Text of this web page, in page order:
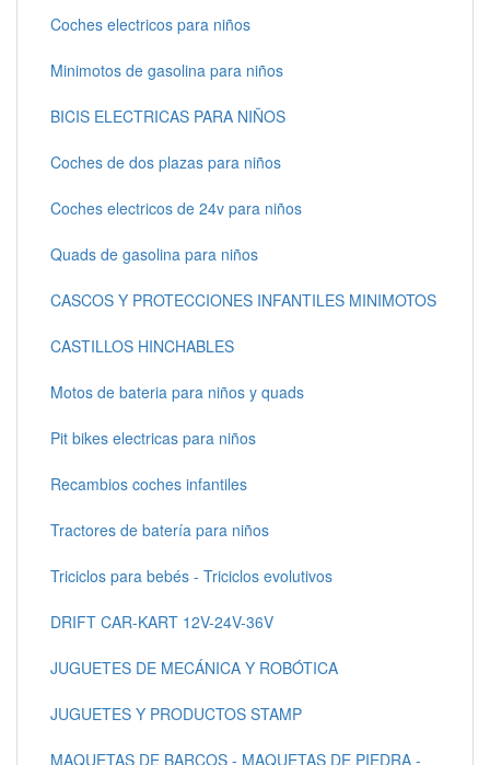
Coches electricos para niños
Minimotos de gasolina para niños
BICIS ELECTRICAS PARA NIÑOS
Coches de dos plazas para niños
Coches electricos de 24v para niños
Quads de gasolina para niños
CASCOS Y PROTECCIONES INFANTILES MINIMOTOS
CASTILLOS HINCHABLES
Motos de bateria para niños y quads
Pit bikes electricas para niños
Recambios coches infantiles
Tractores de batería para niños
Triciclos para bebés - Triciclos evolutivos
DRIFT CAR-KART 12V-24V-36V
JUGUETES DE MECÁNICA Y ROBÓTICA
JUGUETES Y PRODUCTOS STAMP
MAQUETAS DE BARCOS - MAQUETAS DE PIEDRA -